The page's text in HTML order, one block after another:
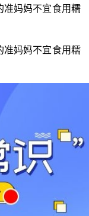
准妈妈不宜食用糯
准妈妈不宜食用糯